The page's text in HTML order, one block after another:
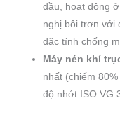
dầu, hoạt động
nghị bôi trơn với
đặc tính chống
Máy nén khí
nhất (chiếm
độ nhớt ISO VG